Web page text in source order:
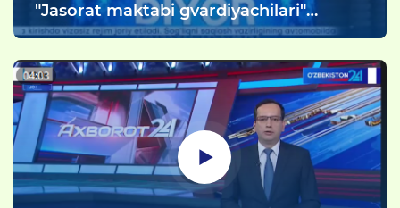
"Jasorat maktabi gvardiyachilari"
o‘rtasida harbiy sport musobaqasi